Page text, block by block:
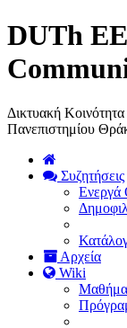
DUTh
Δικτυακή
Πανεπιστημίου
Συζητήσεις
Ενεργά
Αρχεία
Wiki